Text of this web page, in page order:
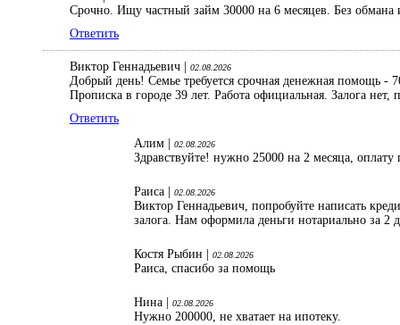
Срочно. Ищу частный займ 30000 на 6 месяцев. Без обмана
Ответить
Виктор Геннадьевич | 02.08.2026
Добрый день! Семье требуется срочная денежная помощь -
Прописка в городе 39 лет. Работа официальная. Залога
Ответить
Алим |
02.08.2026
Здравствуйте! нужно 25000 на 2 месяца, оплату
Раиса | 02.08.2026
Виктор Геннадьевич, попробуйте написать
залога. Нам оформила деньги нотариально за 2
Костя Рыбин | 02.08.2026
Раиса, спасибо за помощь
Нина | 02.08.2026
Нужно 200000, не хватает на ипотеку.